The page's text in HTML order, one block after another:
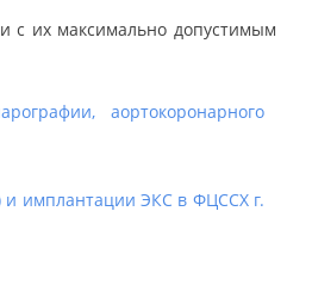
с их максимально допустимым
аортокоронарного
и имплантации ЭКС в ФЦССХ г.